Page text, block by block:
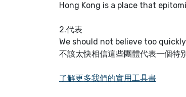
Hong Kong is a place that
2.代表
We should not believe too
不該太快相信這些團體代表一個特
了解更多我們的實用工具書